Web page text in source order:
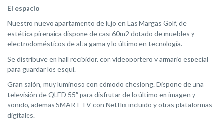
El espacio
Nuestro nuevo apartamento de lujo en Las Margas Golf, de
estética pirenaica dispone de casi 60m2 dotado de muebles y
electrodomésticos de alta gama y lo último en tecnología.
Se distribuye en hall recibidor, con videoportero y armario especial
para guardar los esquí.
Gran salón, muy luminoso con cómodo cheslong. Dispone de una
televisión de QLED 55″ para disfrutar de lo último en imagen y
sonido, además SMART TV con Netflix incluido y otras plataformas
digitales.